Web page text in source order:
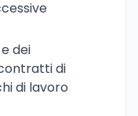
e dei
di
di lavoro